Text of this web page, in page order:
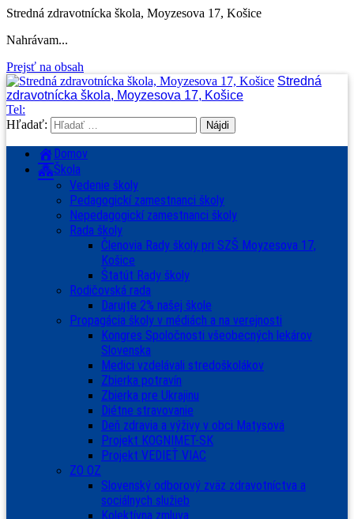
Stredná zdravotnícka škola, Moyzesova 17, Košice
Nahrávam...
Prejsť na obsah
Stredná
zdravotnícka škola, Moyzesova 17, Košice
Tel:
Hľadať:
Domov
Škola
Vedenie školy
Pedagogickí zamestnanci školy
Nepedagogickí zamestnanci školy
Rada školy
Členovia Rady školy pri SZŠ Moyzesova 17,
Košice
Štatút Rady školy
Rodičovská rada
Darujte 2% našej škole
Propagácia školy v médiách a na verejnosti
Kongres Spoločnosti všeobecných lekárov
Slovenska
Medici vzdelávali stredoškolákov
Zbierka potravín
Zbierka pre Ukrajinu
Diétne stravovanie
Deň zdravia a výživy v obci Matysová
Projekt KOGNIMET-SK
Projekt VEDIEŤ VIAC
ZO OZ
Slovenský odborový zväz zdravotníctva a
sociálnych služieb
Kolektívna zmluva